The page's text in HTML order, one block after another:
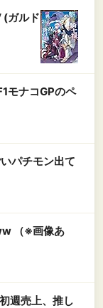
症対
花火
(ガルド
モナコGPのペ
パチモン出て
（※画像あ
週売上、推し